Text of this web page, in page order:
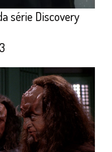
série Discovery